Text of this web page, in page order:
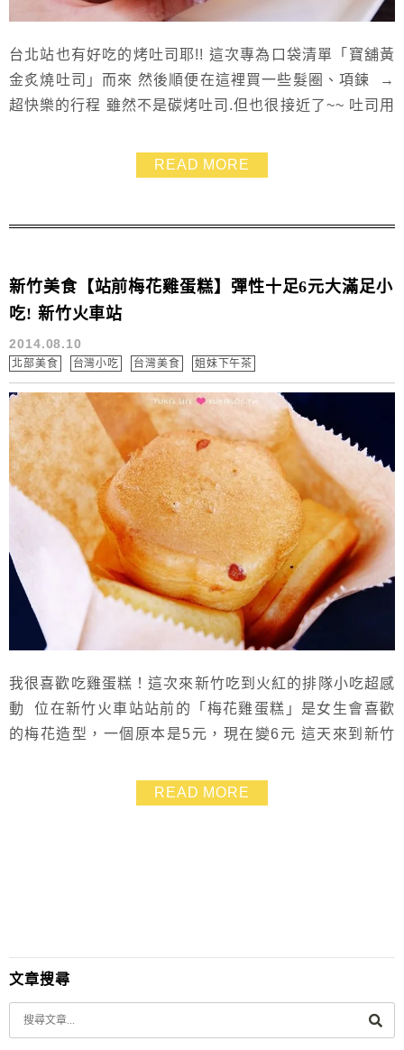
台北站也有好吃的烤吐司耶!! 這次專為口袋清單「寶舖黃
金炙燒吐司」而來 然後順便在這裡買一些髮圈、項鍊 →
超快樂的行程 雖然不是碳烤吐司.但也很接近了~~ 吐司用
配料 手打現煎漢堡排、雞腿排、豬肉、厚到超過一公分
的多料煎蛋…等 超棒的是它們家醬汁.讓吐司吃起來每一
小吧檯椅現場吃起來~~ 柯柯!! ...
READ MORE
新竹美食【站前梅花雞蛋糕】彈性十足6元大滿足小
吃! 新竹火車站
2014.08.10
北部美食 台灣小吃 台灣美食 姐妹下午茶
我很喜歡吃雞蛋糕！這次來新竹吃到火紅的排隊小吃超感
動 位在新竹火車站站前的「梅花雞蛋糕」是女生會喜歡
的梅花造型，一個原本是5元，現在變6元 這天來到新竹
高CP值的小點心 在板橋府中站的阿婆雞蛋糕也一樣有相
當高的人氣 但兩者比較起來口味口感不太一樣喲！
READ MORE
文章搜尋